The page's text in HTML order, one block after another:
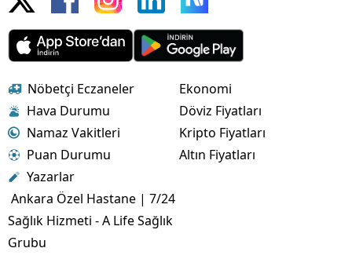
Nöbetçi Eczaneler
Hava Durumu
Namaz Vakitleri
Puan Durumu
Yazarlar
Ankara Özel Hastane | 7/24
Sağlık Hizmeti - A Life Sağlık
Grubu
Ekonomi
Döviz Fiyatları
Kripto Fiyatları
Altın Fiyatları